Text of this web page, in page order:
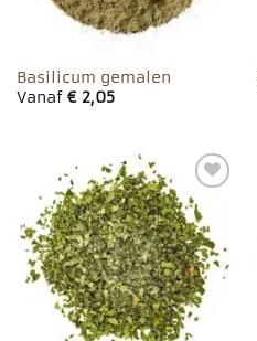
Basilicum gemalen
Vanaf €2,05
Toevoegen
aan
favorieten